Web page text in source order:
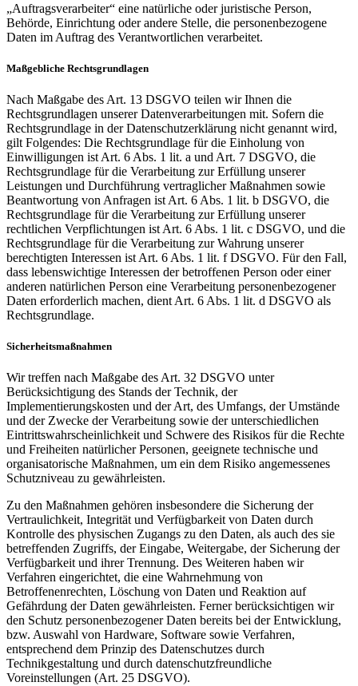
„Auftragsverarbeiter“ eine natürliche oder juristische Person,
Behörde, Einrichtung oder andere Stelle, die personenbezogene
Daten im Auftrag des Verantwortlichen verarbeitet.
Maßgebliche Rechtsgrundlagen
Nach Maßgabe des Art. 13 DSGVO teilen wir Ihnen die
Rechtsgrundlagen unserer Datenverarbeitungen mit. Sofern die
Rechtsgrundlage in der Datenschutzerklärung nicht genannt wird,
gilt Folgendes: Die Rechtsgrundlage für die Einholung von
Einwilligungen ist Art. 6 Abs. 1 lit. a und Art. 7 DSGVO, die
Rechtsgrundlage für die Verarbeitung zur Erfüllung unserer
Leistungen und Durchführung vertraglicher Maßnahmen sowie
Beantwortung von Anfragen ist Art. 6 Abs. 1 lit. b DSGVO, die
Rechtsgrundlage für die Verarbeitung zur Erfüllung unserer
rechtlichen Verpflichtungen ist Art. 6 Abs. 1 lit. c DSGVO, und die
Rechtsgrundlage für die Verarbeitung zur Wahrung unserer
berechtigten Interessen ist Art. 6 Abs. 1 lit. f DSGVO. Für den Fall,
dass lebenswichtige Interessen der betroffenen Person oder einer
anderen natürlichen Person eine Verarbeitung personenbezogener
Daten erforderlich machen, dient Art. 6 Abs. 1 lit. d DSGVO als
Rechtsgrundlage.
Sicherheitsmaßnahmen
Wir treffen nach Maßgabe des Art. 32 DSGVO unter
Berücksichtigung des Stands der Technik, der
Implementierungskosten und der Art, des Umfangs, der Umstände
und der Zwecke der Verarbeitung sowie der unterschiedlichen
Eintrittswahrscheinlichkeit und Schwere des Risikos für die Rechte
und Freiheiten natürlicher Personen, geeignete technische und
organisatorische Maßnahmen, um ein dem Risiko angemessenes
Schutzniveau zu gewährleisten.
Zu den Maßnahmen gehören insbesondere die Sicherung der
Vertraulichkeit, Integrität und Verfügbarkeit von Daten durch
Kontrolle des physischen Zugangs zu den Daten, als auch des sie
betreffenden Zugriffs, der Eingabe, Weitergabe, der Sicherung der
Verfügbarkeit und ihrer Trennung. Des Weiteren haben wir
Verfahren eingerichtet, die eine Wahrnehmung von
Betroffenenrechten, Löschung von Daten und Reaktion auf
Gefährdung der Daten gewährleisten. Ferner berücksichtigen wir
den Schutz personenbezogener Daten bereits bei der Entwicklung,
bzw. Auswahl von Hardware, Software sowie Verfahren,
entsprechend dem Prinzip des Datenschutzes durch
Technikgestaltung und durch datenschutzfreundliche
Voreinstellungen (Art. 25 DSGVO).